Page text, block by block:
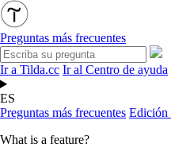
Preguntas más frecuentes
Ir a Tilda.cc Ir al Centro de ayuda
ES
Preguntas más frecuentes Edición
What is a feature?